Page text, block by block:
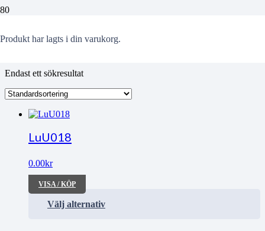
Produkt har lagts i din varukorg.
Resegillen
Endast ett sökresultat
LuU018
0.00kr
VISA / KÖP
Välj alternativ